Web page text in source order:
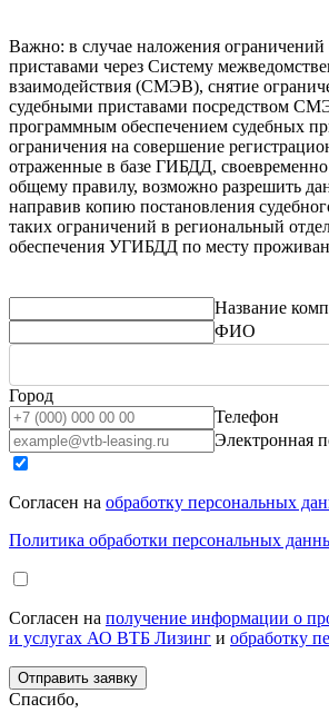
Важно: в случае наложения
приставами через Систему
взаимодействия (СМЭВ), снятие
судебными приставами посредством
программным обеспечением судебных
ограничения на совершение
отраженные в базе ГИБДД,
общему правилу, возможно разрешить
направив копию постановления
таких ограничений в региональный
обеспечения УГИБДД по месту
Название
ФИО
Город
Телефон
Электронная
Согласен на обработку персональных
Политика обработки персональных
Согласен на получение информации о
и услугах АО ВТБ Лизинг и обработку
Спасибо,